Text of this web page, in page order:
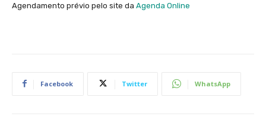
Agendamento prévio pelo site da Agenda Online
Facebook Twitter WhatsApp